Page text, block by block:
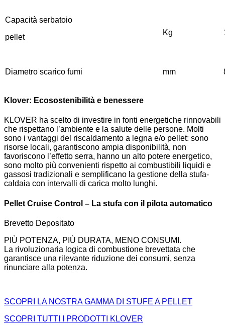
Capacità serbatoio
pellet
Kg
Diametro scarico fumi mm
Klover: Ecosostenibilità e benessere
KLOVER ha scelto di investire in fonti energetiche rinnovabili
che rispettano l’ambiente e la salute delle persone. Molti
sono i vantaggi del riscaldamento a legna e/o pellet: sono
risorse locali, garantiscono ampia disponibilità, non
favoriscono l’effetto serra, hanno un alto potere energetico,
sono molto più convenienti rispetto ai combustibili liquidi e
gassosi tradizionali e semplificano la gestione della stufa-
caldaia con intervalli di carica molto lunghi.
Pellet Cruise Control – La stufa con il pilota automatico
Brevetto Depositato
PIÙ POTENZA, PIÙ DURATA, MENO CONSUMI.
La rivoluzionaria logica di combustione brevettata che
garantisce una rilevante riduzione dei consumi, senza
rinunciare alla potenza.
SCOPRI LA NOSTRA GAMMA DI STUFE A PELLET
SCOPRI TUTTI I PRODOTTI KLOVER